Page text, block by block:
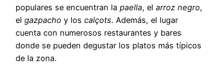
populares se encuentran la paella, el arroz negro,
el gazpacho y los calçots. Además, el lugar
cuenta con numerosos restaurantes y bares
donde se pueden degustar los platos más típicos
de la zona.